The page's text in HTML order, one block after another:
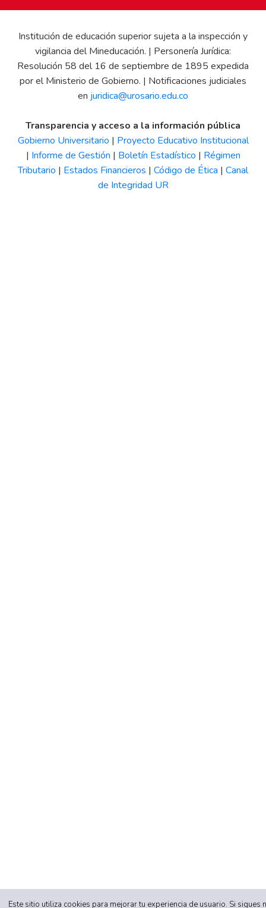
Institución de educación superior sujeta a la inspección y
vigilancia del Mineducación. | Personería Jurídica:
Resolución 58 del 16 de septiembre de 1895 expedida
por el Ministerio de Gobierno. | Notificaciones judiciales
en juridica@urosario.edu.co
Transparencia y acceso a la información pública
Gobierno Universitario | Proyecto Educativo Institucional
| Informe de Gestión | Boletín Estadístico | Régimen
Tributario | Estados Financieros | Código de Ética | Canal
de Integridad UR
Este sitio utiliza cookies para mejorar tu experiencia de usuario. Si sigues